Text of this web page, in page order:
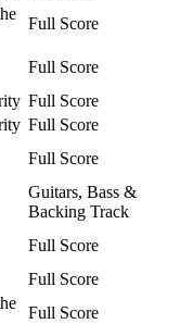
Full Score
Full Score
Full Score
Full Score
Full Score
Guitars, Bass &
Backing Track
Full Score
Full Score
Full Score